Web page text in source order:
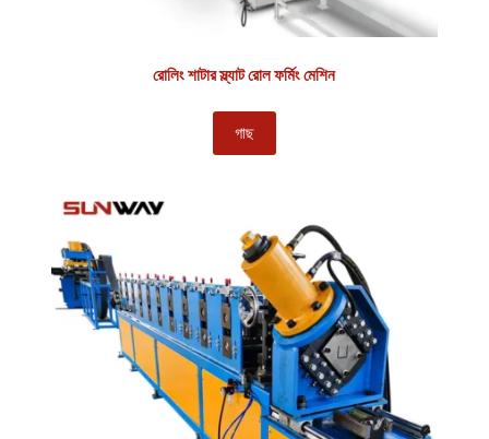
রোলিং শাটার স্ল্যাট রোল ফর্মিং মেশিন
গাছ